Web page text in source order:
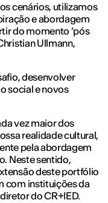
cenários, utilizamos
e abordagem
do momento ‘pós
Ullmann,
desenvolver
social e novos
vez maior dos
realidade cultural,
pela abordagem
Neste sentido,
deste portfólio
com instituições da
do CR+IED.